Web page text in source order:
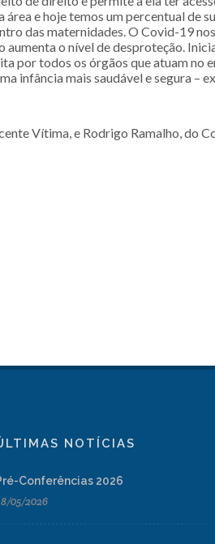
área e hoje temos um percentual de
das maternidades. O Covid-19
aumenta o nível de desproteção.
por todos os órgãos que atuam no
infância mais saudável e segura –
Vítima, e Rodrigo Ramalho, do
NOTÍCIAS
Conferências 2026
05/2026